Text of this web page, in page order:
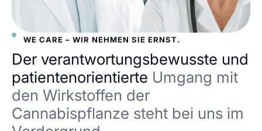
WE CARE – WIR NEHMEN SIE ERNST.
Der verantwortungsbewusste und
patientenorientierte Umgang mit
den Wirkstoffen der
Cannabispflanze steht bei uns im